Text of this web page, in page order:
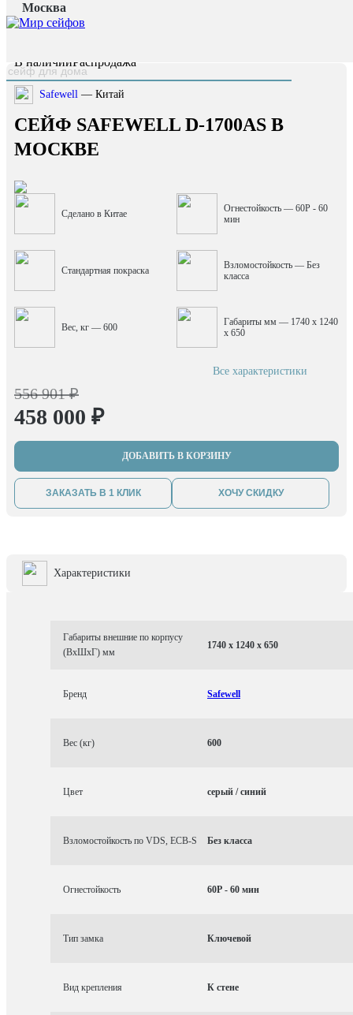
Москва
Главная страница
Каталог /
В наличииРаспродажа
Safewell — Китай
СЕЙФ SAFEWELL D-1700AS В
МОСКВЕ
Сделано в Китае
Огнестойкость — 60P - 60
мин
Стандартная покраска
Взломостойкость — Без
класса
Вес, кг — 600
Габариты мм — 1740 x 1240
x 650
Все характеристики
556 901 ₽
458 000 ₽
ДОБАВИТЬ В КОРЗИНУ
ЗАКАЗАТЬ В 1 КЛИК ХОЧУ СКИДКУ
Характеристики
Габариты внешние по корпусу
(ВхШхГ) мм
1740 x 1240 x 650
Бренд Safewell
Вес (кг) 600
Цвет серый / синий
Взломостойкость по VDS, ECB-S Без класса
Огнестойкость 60P - 60 мин
Тип замка Ключевой
Вид крепления К стене